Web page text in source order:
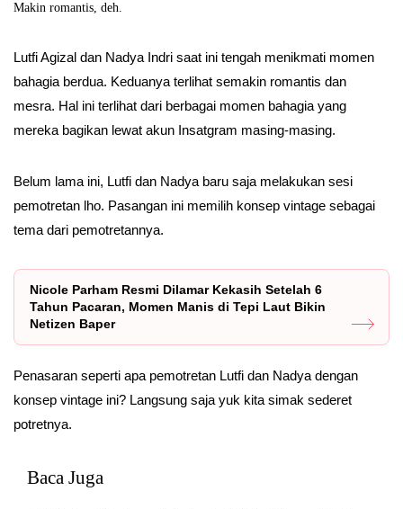
Makin romantis, deh.
Lutfi Agizal dan Nadya Indri saat ini tengah menikmati momen
bahagia berdua. Keduanya terlihat semakin romantis dan
mesra. Hal ini terlihat dari berbagai momen bahagia yang
mereka bagikan lewat akun Insatgram masing-masing.
Belum lama ini, Lutfi dan Nadya baru saja melakukan sesi
pemotretan lho. Pasangan ini memilih konsep vintage sebagai
tema dari pemotretannya.
Nicole Parham Resmi Dilamar Kekasih Setelah 6
Tahun Pacaran, Momen Manis di Tepi Laut Bikin
Netizen Baper
Penasaran seperti apa pemotretan Lutfi dan Nadya dengan
konsep vintage ini? Langsung saja yuk kita simak sederet
potretnya.
Baca Juga